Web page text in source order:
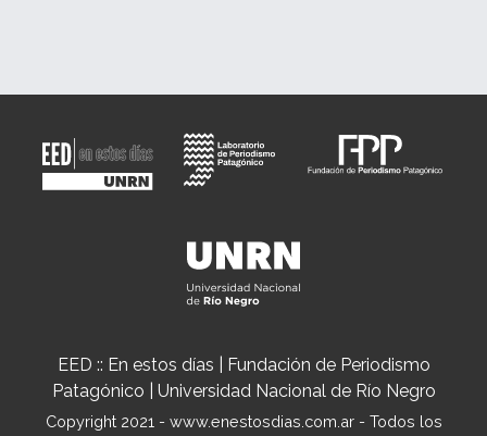
EED :: En estos días | Fundación de Periodismo
Patagónico | Universidad Nacional de Río Negro
Copyright 2021 - www.enestosdias.com.ar - Todos los